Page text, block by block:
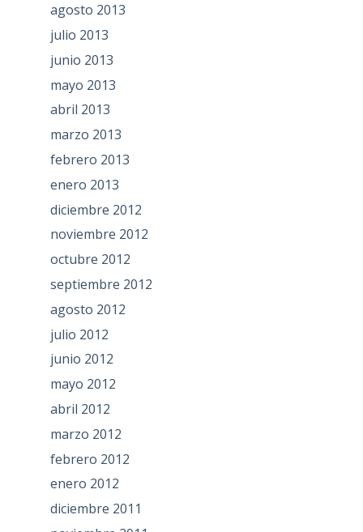
agosto 2013
julio 2013
junio 2013
mayo 2013
abril 2013
marzo 2013
febrero 2013
enero 2013
diciembre 2012
noviembre 2012
octubre 2012
septiembre 2012
agosto 2012
julio 2012
junio 2012
mayo 2012
abril 2012
marzo 2012
febrero 2012
enero 2012
diciembre 2011